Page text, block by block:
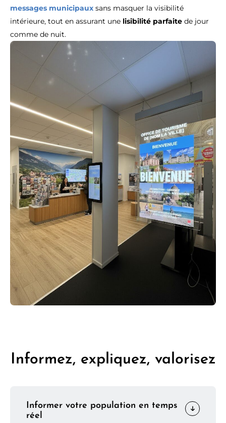
messages municipaux sans masquer la visibilité
intérieure, tout en assurant une lisibilité parfaite de jour
comme de nuit.
Informez, expliquez, valorisez
Informer votre population en temps
réel